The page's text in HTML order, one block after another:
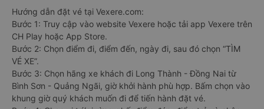
Hướng dẫn đặt vé tại Vexere.com:
Bước 1: Truy cập vào website Vexere hoặc tải app Vexere trên
CH Play hoặc App Store.
Bước 2: Chọn điểm đi, điểm đến, ngày đi, sau đó chọn “TÌM
VÉ XE”.
Bước 3: Chọn hãng xe khách đi Long Thành - Đồng Nai từ
Bình Sơn - Quảng Ngãi, giờ khởi hành phù hợp. Bấm chọn vào
khung giờ quý khách muốn đi để tiến hành đặt vé.